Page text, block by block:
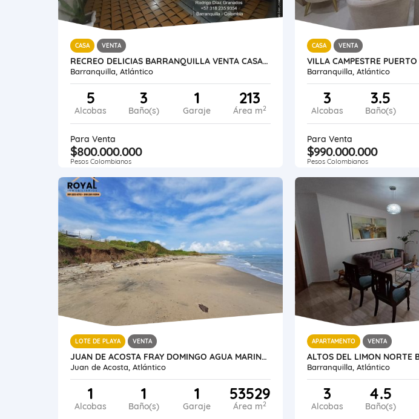
CASA VENTA
RECREO DELICIAS BARRANQUILLA VENTA CASA MAS APTO 213 M2
Barranquilla, Atlántico
5
Alcobas
3
Baño(s)
1
Garaje
213
Área m2
Para Venta
$800.000.000
Pesos Colombianos
CASA VENTA
Barranquilla, Atlántico
3
Alcobas
3.5
Baño(s)
Para Venta
$990.000.000
Pesos Colombianos
LOTE DE PLAYA VENTA
JUAN DE ACOSTA FRAY DOMINGO AGUA MARINA COLOMBIA VENTA LOTE 5.35 HA
Juan de Acosta, Atlántico
1
Alcobas
1
Baño(s)
1
Garaje
53529
Área m2
APARTAMENTO VENTA
Barranquilla, Atlántico
3
Alcobas
4.5
Baño(s)